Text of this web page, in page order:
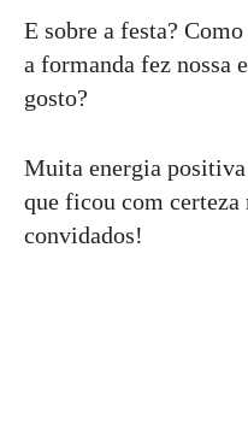
E sobre a festa?
a formanda fez nossa
gosto?
Muita energia
que ficou com certeza
convidados!